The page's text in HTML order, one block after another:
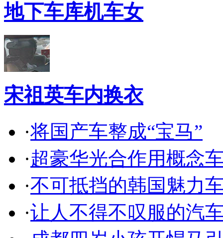
地下车库机车女
宋祖英车内换衣
·将国产车整成“宝马”
·超豪华光合作用概念
·不可抵挡的韩国魅力
·让人不得不叹服的汽